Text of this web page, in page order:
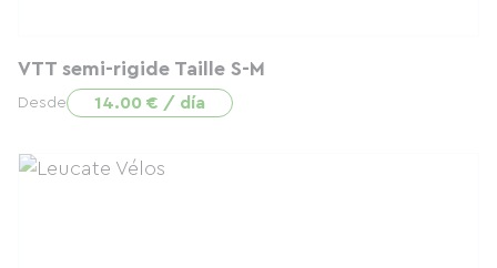
VTT semi-rigide Taille S-M
Desde 14.00 € / día